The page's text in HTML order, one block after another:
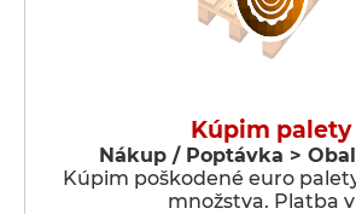
Kúpim palety
Nákup / Poptávka >
Kúpim poškodené euro
množstva. Platba